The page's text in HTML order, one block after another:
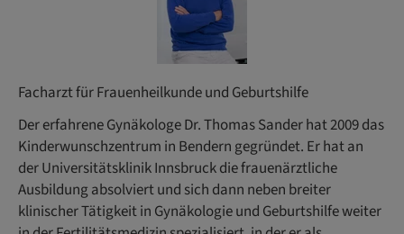
Facharzt für Frauenheilkunde und Geburtshilfe
Der erfahrene Gynäkologe Dr. Thomas Sander hat 2009 das
Kinderwunschzentrum in Bendern gegründet. Er hat an
der Universitätsklinik Innsbruck die frauenärztliche
Ausbildung absolviert und sich dann neben breiter
klinischer Tätigkeit in Gynäkologie und Geburtshilfe weiter